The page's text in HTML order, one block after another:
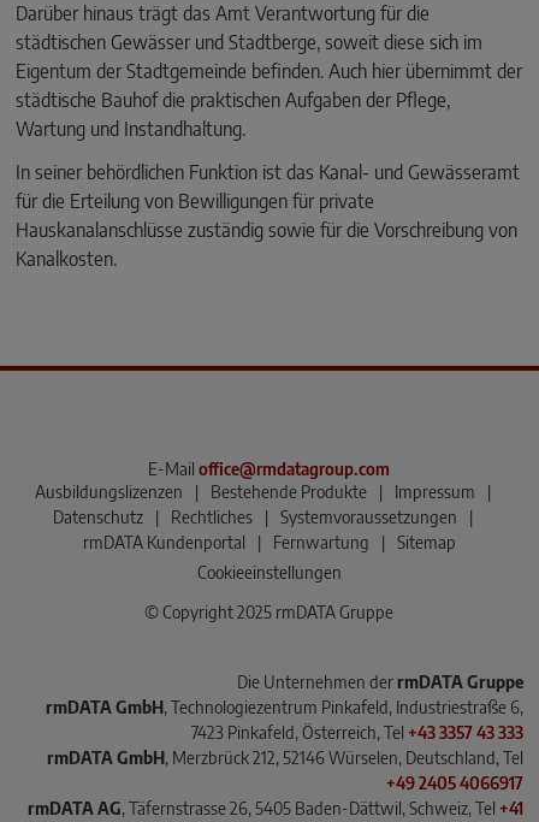
Darüber hinaus trägt das Amt Verantwortung für die
städtischen Gewässer und Stadtberge, soweit diese sich im
Eigentum der Stadtgemeinde befinden. Auch hier übernimmt der
städtische Bauhof die praktischen Aufgaben der Pflege,
Wartung und Instandhaltung.
In seiner behördlichen Funktion ist das Kanal- und Gewässeramt
für die Erteilung von Bewilligungen für private
Hauskanalanschlüsse zuständig sowie für die Vorschreibung von
Kanalkosten.
E-Mailoffice@rmdatagroup.com
Ausbildungslizenzen
| Bestehende Produkte | Impressum
|
Datenschutz
| Rechtliches | Systemvoraussetzungen
|
rmDATA Kundenportal
| Fernwartung |
Sitemap
Cookieeinstellungen
© Copyright 2025 rmDATA Gruppe
Die Unternehmen der rmDATA Gruppe
rmDATA GmbH, Technologiezentrum Pinkafeld, Industriestraße 6,
7423 Pinkafeld, Österreich, Tel +43 3357 43 333
rmDATA GmbH, Merzbrück 212, 52146 Würselen, Deutschland, Tel
+49 2405 4066917
rmDATA AG, Täfernstrasse 26, 5405 Baden-Dättwil, Schweiz, Tel +41